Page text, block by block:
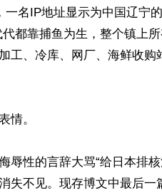
一名IP地址显示为中国辽宁
都靠捕鱼为生，整个镇上
工、冷库、网厂、海鲜收购
情。
辱性的言辞大骂“给日本排
失不见。现存博文中最后一